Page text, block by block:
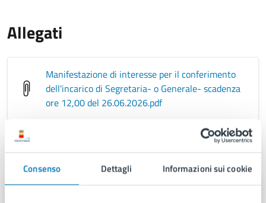
Consenso Dettagli Informazioni sui cookie
Allegati
Manifestazione di interesse per il conferimento
dell'incarico di Segretaria- o Generale- scadenza
ore 12,00 del 26.06.2026.pdf
A cura di